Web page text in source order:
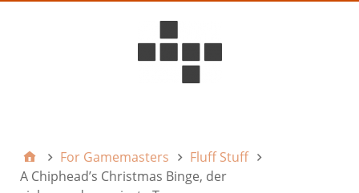
For Gamemasters
Fluff Stuff
A Chiphead’s Christmas Binge, der